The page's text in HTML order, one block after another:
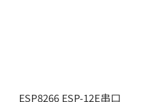
ESP8266 ESP-12E串口